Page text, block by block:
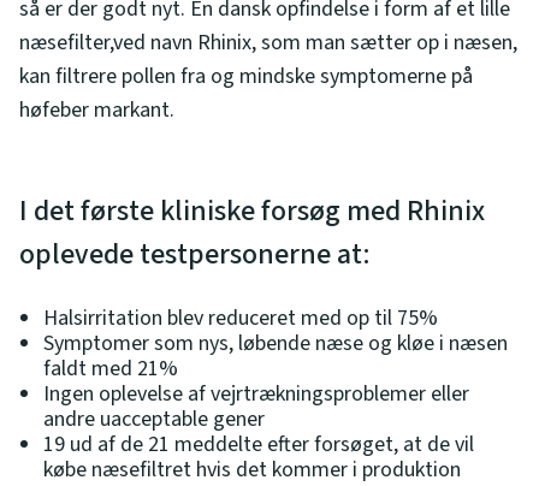
så er der godt nyt. En dansk opfindelse i form af et lille
næsefilter,ved navn Rhinix, som man sætter op i næsen,
kan filtrere pollen fra og mindske symptomerne på
høfeber markant.
I det første kliniske forsøg med Rhinix
oplevede testpersonerne at:
Halsirritation blev reduceret med op til 75%
Symptomer som nys, løbende næse og kløe i næsen
faldt med 21%
Ingen oplevelse af vejrtrækningsproblemer eller
andre uacceptable gener
19 ud af de 21 meddelte efter forsøget, at de vil
købe næsefiltret hvis det kommer i produktion